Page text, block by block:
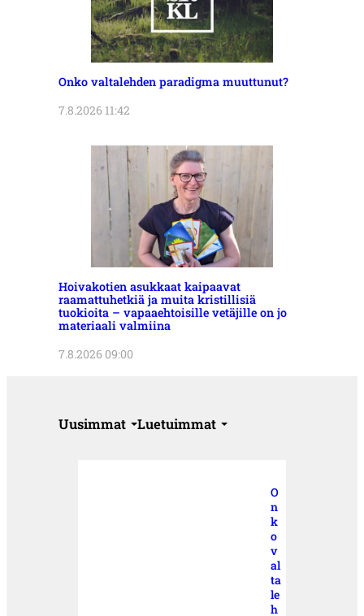
Onko valtalehden paradigma muuttunut?
7.8.2026 11:42
Hoivakotien asukkaat kaipaavat
raamattuhetkiä ja muita kristillisiä
tuokioita – vapaaehtoisille vetäjille on jo
materiaali valmiina
7.8.2026 09:00
Uusimmat Luetuimmat
O
n
k
o
v
al
ta
le
h